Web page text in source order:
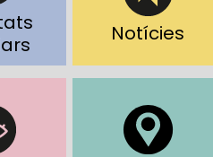
Notícies